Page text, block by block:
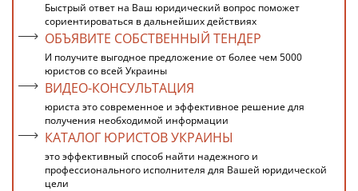
Быстрый ответ на Ваш юридический вопрос поможет
сориентироваться в дальнейших действиях
ОБЪЯВИТЕ СОБСТВЕННЫЙ ТЕНДЕР
И получите выгодное предложение от более чем 5000
юристов со всей Украины
ВИДЕО-КОНСУЛЬТАЦИЯ
юриста это современное и эффективное решение для
получения необходимой информации
КАТАЛОГ ЮРИСТОВ УКРАИНЫ
это эффективный способ найти надежного и
профессионального исполнителя для Вашей юридической
цели